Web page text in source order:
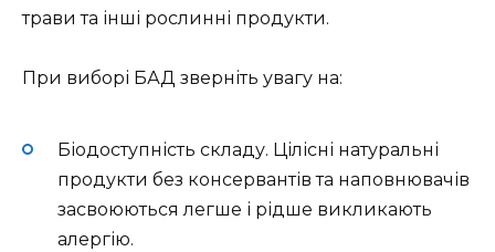
трави та інші рослинні продукти.
При виборі БАД зверніть увагу на:
Біодоступність складу. Цілісні натуральні
продукти без консервантів та наповнювачів
засвоюються легше і рідше викликають
алергію.